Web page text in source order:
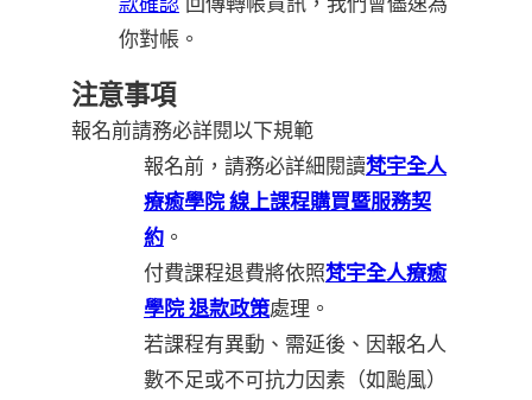
你對帳。
注意事項
報名前請務必詳閱以下規範
報名前，請務必詳細閱讀梵宇全人
療癒學院 線上課程購買暨服務契
約 。
付費課程退費將依照梵宇全人療癒
學院 退款政策處理。
若課程有異動、需延後、因報名人
數不足或不可抗力因素（如颱風）